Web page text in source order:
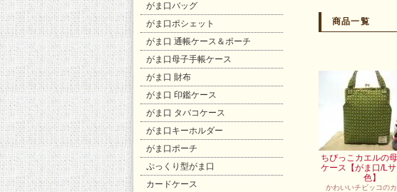
がま口バッグ
がま口ポシェット
がま口 通帳ケース＆ポーチ
がま口母子手帳ケース
がま口 財布
がま口 印鑑ケース
がま口 タバコケース
がま口キーホルダー
がま口ポーチ
ぷっくり型がま口
カードケース
商品一覧
ちびっこカエルの
ケース【がま口/L
色】
かわいいチビッコの